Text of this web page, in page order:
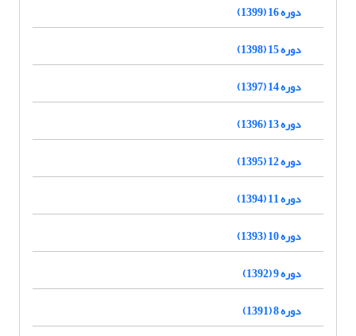
دوره 16 (1399)
دوره 15 (1398)
دوره 14 (1397)
دوره 13 (1396)
دوره 12 (1395)
دوره 11 (1394)
دوره 10 (1393)
دوره 9 (1392)
دوره 8 (1391)